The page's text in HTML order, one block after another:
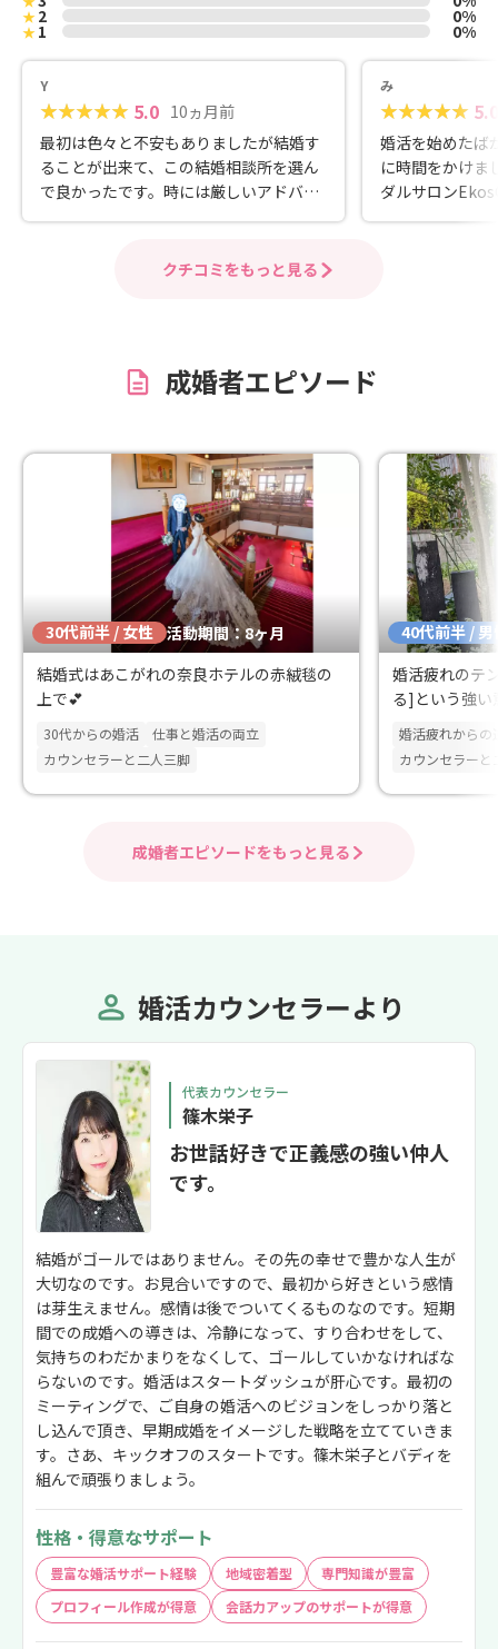
★2 0%
★1 0%
Y
5.0 10ヵ月前
最初は色々と不安もありましたが結婚す
ることが出来て、この結婚相談所を選ん
で良かったです。時には厳しいアドバイ
スもありましたがとても親身に相談に乗
した。 色々とありがとうございました。
み
5.0
婚活を始めたば
に時間をかけま
ダルサロン
篠木さんのホー
第一歩に自信を
不慣れな私の
お見合い場所
カ所ほど、実
せ場所を丁寧
た。地図上で
を、これで全
きました。 相
LINEは常に即
にすぐに返事
り添ったサポ
肌で感じられ
もらえない、
らしい彼と出
クチコミをもっと見る
成婚者エピソード
30代前半 / 女性 活動期間：8ヶ月
結婚式はあこがれの奈良ホテルの赤絨毯の
上で💕
30代からの婚活
仕事と婚活の両立
カウンセラーと二人三脚
40代前半 / 男
婚活疲れのテ
る]という強い
婚活疲れからの
カウンセラーと
成婚者エピソードをもっと見る
婚活カウンセラーより
代表カウンセラー
篠木栄子
お世話好きで正義感の強い仲人
です。
結婚がゴールではありません。その先の幸せで豊かな人生が
大切なのです。お見合いですので、最初から好きという感情
は芽生えません。感情は後でついてくるものなのです。短期
間での成婚への導きは、冷静になって、すり合わせをして、
気持ちのわだかまりをなくして、ゴールしていかなければな
らないのです。婚活はスタートダッシュが肝心です。最初の
ミーティングで、ご自身の婚活へのビジョンをしっかり落と
し込んで頂き、早期成婚をイメージした戦略を立てていきま
す。さあ、キックオフのスタートです。篠木栄子とバディを
組んで頑張りましょう。
性格・得意なサポート
豊富な婚活サポート経験 地域密着型
専門知識が豊富
プロフィール作成が得意
会話力アップのサポートが得意